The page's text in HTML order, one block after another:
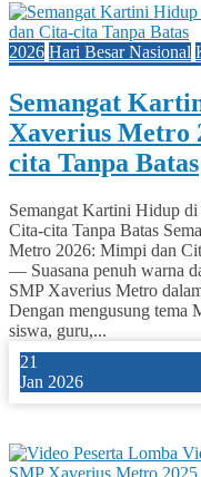
2026 Hari Besar Nasional
Semangat
Xaverius Metro
cita Tanpa Batas
Semangat Kartini Hidup
Cita-cita Tanpa Batas
Metro 2026: Mimpi dan
— Suasana penuh warna
SMP Xaverius Metro
Dengan mengusung tema
siswa, guru,...
21
Jan 2026